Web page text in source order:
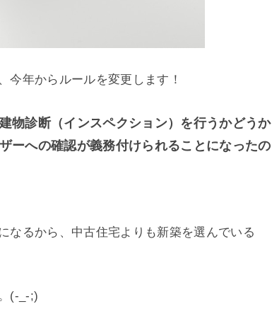
今年からルールを変更します！
物診断（インスペクション）を行うかどうか
ーへの確認が義務付けられることになったの
なるから、中古住宅よりも新築を選んでいる
(-_-;)